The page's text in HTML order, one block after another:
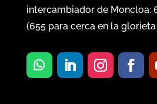
intercambiador de Moncloa:
(655para cerca en la glorieta